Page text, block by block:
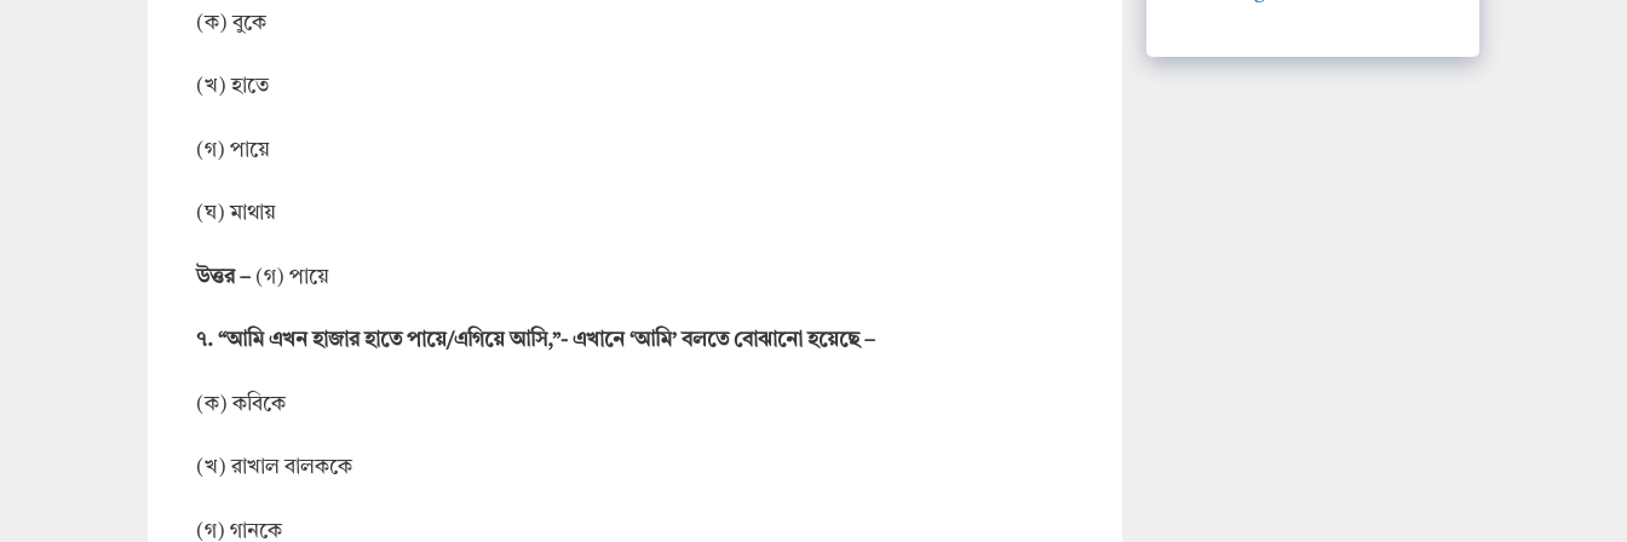
(ক) বুকে
(খ) হাতে
(গ) পায়ে
(ঘ) মাথায়
উত্তর– (গ) পায়ে
৭. “আমি এখন হাজার হাতে পায়ে/এগিয়ে আসি,”- এখানে ‘আমি’ বলতে বোঝানো হয়েছে –
(ক) কবিকে
(খ) রাখাল বালককে
(গ) গানকে